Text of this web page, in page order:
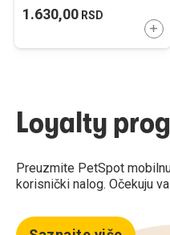
1.630,00 RSD
Loyalty
Preuzmite PetSpot
korisnički nalog. Očekuju